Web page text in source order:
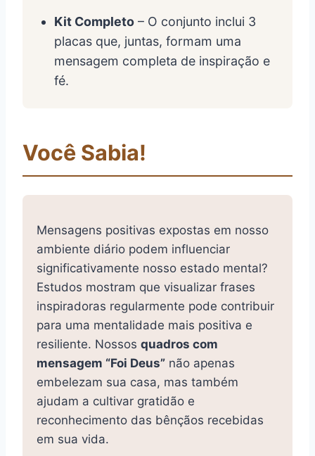
Kit Completo – O conjunto inclui 3
placas que, juntas, formam uma
mensagem completa de inspiração e
fé.
Você Sabia!
Mensagens positivas expostas em nosso
ambiente diário podem influenciar
significativamente nosso estado mental?
Estudos mostram que visualizar frases
inspiradoras regularmente pode contribuir
para uma mentalidade mais positiva e
resiliente. Nossos quadros com
mensagem “Foi Deus” não apenas
embelezam sua casa, mas também
ajudam a cultivar gratidão e
reconhecimento das bênçãos recebidas
em sua vida.